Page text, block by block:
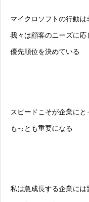
マイクロソフトの行動は
我々は顧客のニーズに応
優先順位を決めている
スピードこそが企業にと
もっとも重要になる
私は急成長する企業には